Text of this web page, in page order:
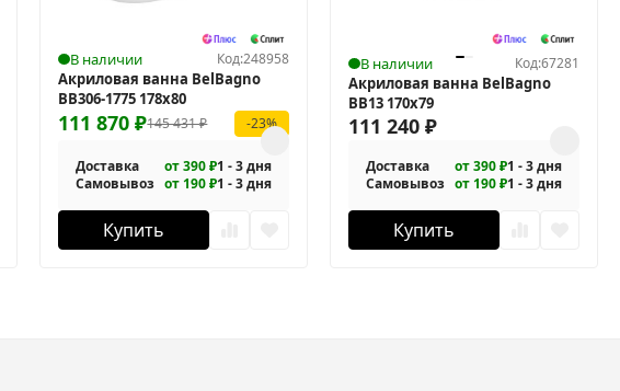
В наличии Код:248958
Акриловая ванна BelBagno
BB306-1775 178x80
145 431₽
111 870₽ -23%
Доставка от 390 ₽1 - 3 дня
Самовывоз от 190 ₽1 - 3 дня
Купить
В наличии Код:67281
Акриловая ванна BelBagno
BB13 170x79
111 240₽
Доставка от 390 ₽1 - 3 дня
Самовывоз от 190 ₽1 - 3 дня
Купить